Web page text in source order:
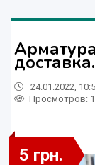
24.01.2022,
Просмотров:
5 грн.